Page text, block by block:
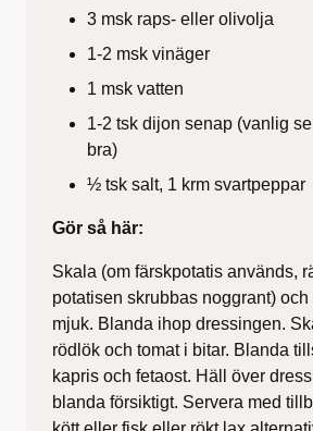
3 msk raps- eller olivolja
1-2 msk vinäger
1 msk vatten
1-2 tsk dijon senap (vanlig
bra)
½ tsk salt, 1 krm svartpeppar
Gör så här:
Skala (om färskpotatis används,
potatisen skrubbas noggrant)
mjuk. Blanda ihop dressingen.
rödlök och tomat i bitar. Blanda
kapris och fetaost. Häll över
blanda försiktigt. Servera med